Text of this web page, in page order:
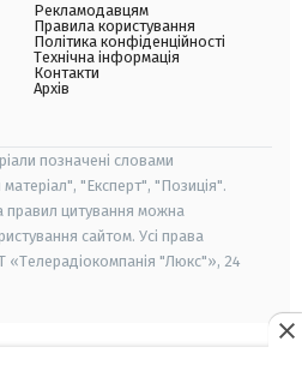
Рекламодавцям
Правила користування
Політика конфіденційності
Технічна інформація
Контакти
Архів
позначені словами
"Експерт", "Позиція".
цитування можна
сайтом. Усі права
"Люкс"», 24